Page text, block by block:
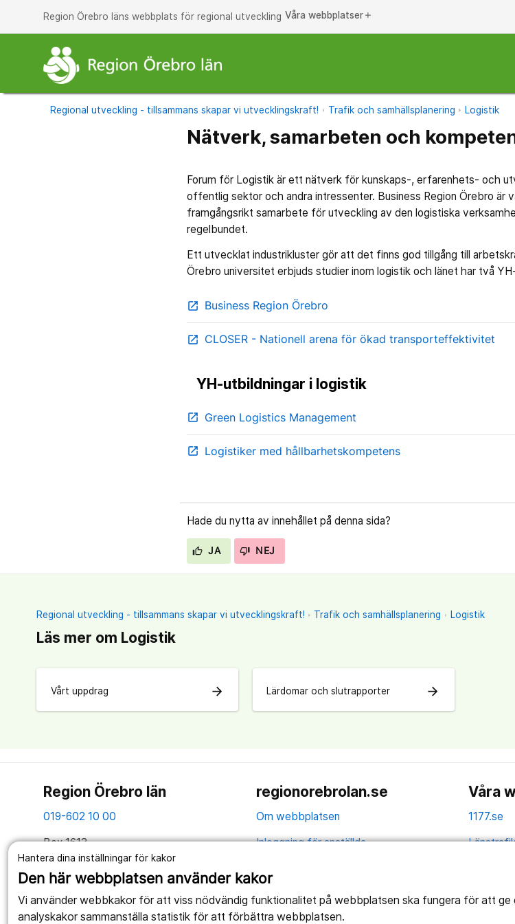
Hantera dina inställningar för kakor
Den här webbplatsen använder kakor
Vi använder webbkakor för att viss nödvändig funktionalitet på webbplatsen ska fungera för att
analyskakor sammanställa statistik för att förbättra webbplatsen.
Region Örebro läns webbplats för regional utveckling Våra webbplatser add
Regional utveckling - tillsammans skapar vi utvecklingskraft! Trafik och samhällsplanering Logistik
Nätverk, samarbeten och
Forum för Logistik är ett nätverk för kunskaps-, erfarenhets- och
offentlig sektor och andra intressenter. Business Region Örebro är
framgångsrikt samarbete för utveckling av den logistiska
regelbundet.
Ett utvecklat industrikluster gör att det finns god tillgång till
Örebro universitet erbjuds studier inom logistik och länet har två
open_in_new Business Region Örebro
open_in_new CLOSER - Nationell arena för ökad transporteffektivitet
YH-utbildningar i logistik
open_in_new Green Logistics Management
open_in_new Logistiker med hållbarhetskompetens
Hade du nytta av innehållet på denna sida?
JA NEJ
Regional utveckling - tillsammans skapar vi utvecklingskraft! Trafik och samhällsplanering Logistik
Läs mer om Logistik
Vårt uppdrag arrow_forward Lärdomar och slutrapporter arrow_forward
Region Örebro län
019-602 10 00
Box 1613
701 16 Örebro
Organisationsnummer: 2321000164
Tillsammans skapar vi ett bättre liv
regionorebrolan.se
Om webbplatsen
Inloggning för anställda
Anslagstavla
Webbplatsens tillgänglighet
Våra
1177.se